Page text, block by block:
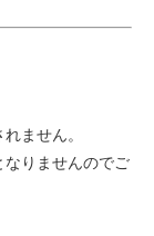
ません。
りませんのでご